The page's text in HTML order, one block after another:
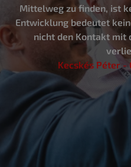
Mittelweg zu finden, ist
Entwicklung bedeutet
nicht den Kontakt mit
Kecskés Péter -